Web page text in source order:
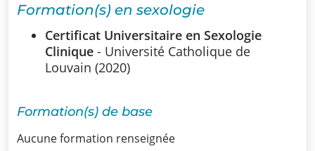
SSUB
Historique
La
sexologie
Superviseurs
Formation(s) en sexologie
Certificat Universitaire en Sexologie
Clinique - Université Catholique de
Louvain (2020)
Formation(s) de base
Aucune formation renseignée